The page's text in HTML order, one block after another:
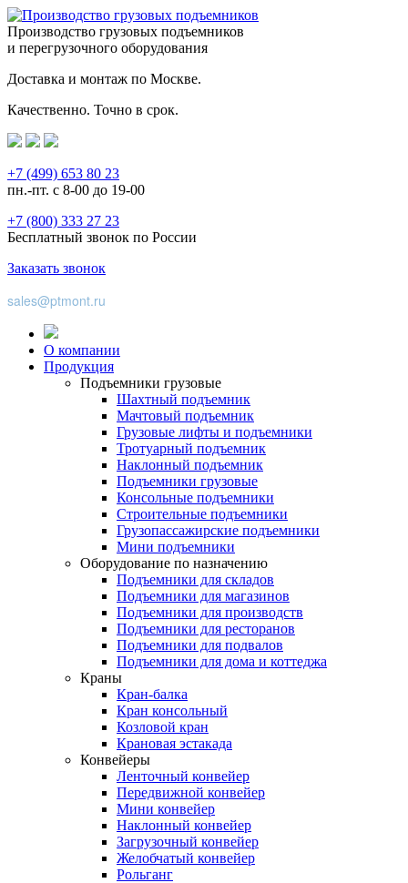
Производство грузовых подъемников
и перегрузочного оборудования
Доставка и монтаж по Москве.
Качественно. Точно в срок.
+7 (499) 653 80 23
пн.-пт. с 8-00 до 19-00
+7 (800) 333 27 23
Бесплатный звонок по России
Заказать звонок
sales@ptmont.ru
О компании
Продукция
Подъемники грузовые
Шахтный подъемник
Мачтовый подъемник
Грузовые лифты и подъемники
Тротуарный подъемник
Наклонный подъемник
Подъемники грузовые
Консольные подъемники
Строительные подъемники
Грузопассажирские подъемники
Мини подъемники
Оборудование по назначению
Подъемники для складов
Подъемники для магазинов
Подъемники для производств
Подъемники для ресторанов
Подъемники для подвалов
Подъемники для дома и коттеджа
Краны
Кран-балка
Кран консольный
Козловой кран
Крановая эстакада
Конвейеры
Ленточный конвейер
Передвижной конвейер
Мини конвейер
Наклонный конвейер
Загрузочный конвейер
Желобчатый конвейер
Рольганг